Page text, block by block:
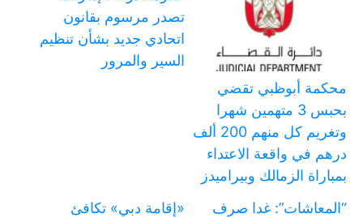
محكمة أبوظبي تقضي
بحبس 3 متهمين شهرا
وتغريم كل منهم 200 ألف
درهم في واقعة الاعتداء
بمباراة الزمالك وبيراميدز
تصدر مرسوم بقانون
اتحادي جديد بشأن تنظيم
السير والمرور
“المعاشات”: غدا صرف
«إقامة دبي» تكافئ